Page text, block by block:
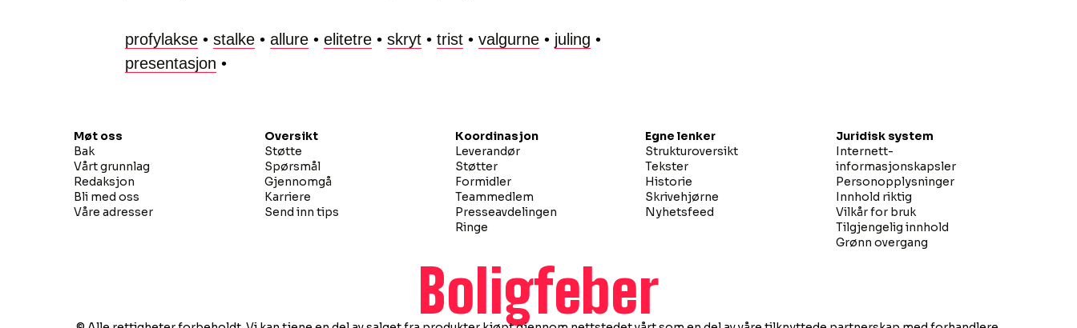
profylakse • stalke • allure • elitetre • skryt • trist • valgurne • juling •
presentasjon •
Boligfeber
Møt oss
Bak
Vårt grunnlag
Redaksjon
Bli med oss
Våre adresser
Oversikt
Støtte
Spørsmål
Gjennomgå
Karriere
Send inn tips
Koordinasjon
Leverandør
Støtter
Formidler
Teammedlem
Presseavdelingen
Ringe
Egne lenker
Strukturoversikt
Tekster
Historie
Skrivehjørne
Nyhetsfeed
Juridisk system
Internett-
informasjonskapsler
Personopplysninger
Innhold riktig
Vilkår for bruk
Tilgjengelig innhold
Grønn overgang